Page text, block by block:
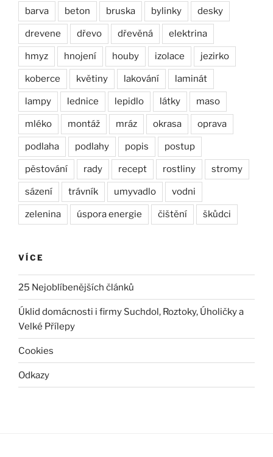
barva beton bruska bylinky desky
drevene dřevo dřevěná elektrina
hmyz hnojení houby izolace jezirko
koberce květiny lakování laminát
lampy lednice lepidlo látky maso
mléko montáž mráz okrasa oprava
podlaha podlahy popis postup
pěstování rady recept rostliny stromy
sázení trávník umyvadlo vodni
zelenina úspora energie čištění škůdci
VÍCE
25 Nejoblíbenějších článků
Úklid domácnosti i firmy Suchdol, Roztoky, Úholičky a
Velké Přílepy
Cookies
Odkazy